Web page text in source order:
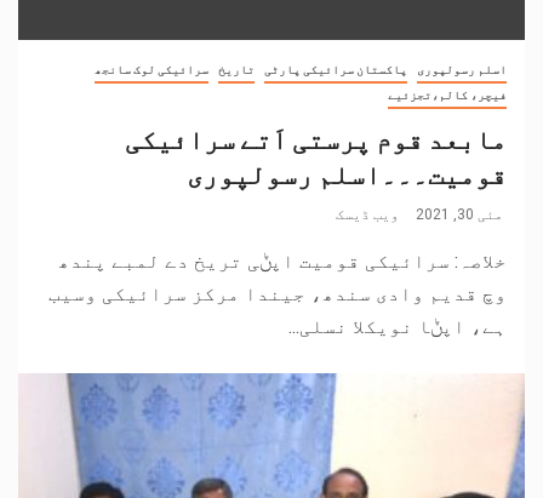
اسلم رسولپوری پاکستان سرائیکی پارٹی تاریخ
سرائیکی لوک سانجھ
فیچر، کالم،تجزئیے
مابعد قوم پرستی اَتے سرائیکی
قومیت۔۔۔اسلم رسولپوری
مئی 30, 2021 ویب ڈیسک
خلاصہ: سرائیکی قومیت اپݨی تریخ دے لمبے پندھ
وچ قدیم وادی سندھ، جیندا مرکز سرائیکی وسیب
ہے، اپݨا نویکلا نسلی...